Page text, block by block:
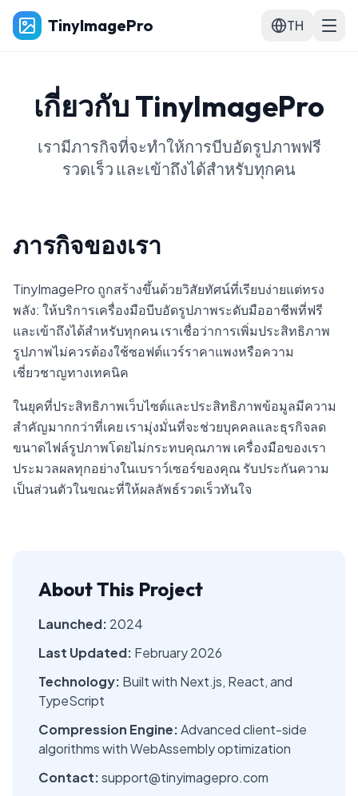
TinyImagePro TH
เกี่ยวกับ TinyImagePro
เรามีภารกิจที่จะทำให้การบีบอัดรูปภาพฟรี
รวดเร็ว และเข้าถึงได้สำหรับทุกคน
ภารกิจของเรา
TinyImagePro ถูกสร้างขึ้นด้วยวิสัยทัศน์ที่เรียบง่ายแต่ทรง
พลัง: ให้บริการเครื่องมือบีบอัดรูปภาพระดับมืออาชีพที่ฟรี
และเข้าถึงได้สำหรับทุกคน เราเชื่อว่าการเพิ่มประสิทธิภาพ
รูปภาพไม่ควรต้องใช้ซอฟต์แวร์ราคาแพงหรือความ
เชี่ยวชาญทางเทคนิค
ในยุคที่ประสิทธิภาพเว็บไซต์และประสิทธิภาพข้อมูลมีความ
สำคัญมากกว่าที่เคย เรามุ่งมั่นที่จะช่วยบุคคลและธุรกิจลด
ขนาดไฟล์รูปภาพโดยไม่กระทบคุณภาพ เครื่องมือของเรา
ประมวลผลทุกอย่างในเบราว์เซอร์ของคุณ รับประกันความ
เป็นส่วนตัวในขณะที่ให้ผลลัพธ์รวดเร็วทันใจ
About This Project
Launched: 2024
Last Updated: February 2026
Technology: Built with Next.js, React, and
TypeScript
Compression Engine:Advanced client-side
algorithms with WebAssembly optimization
Contact:support@tinyimagepro.com